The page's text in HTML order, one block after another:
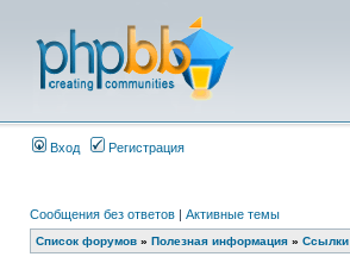
Вход Регистрация
Сообщения без ответов | Активные темы
Список форумов » Полезная информация » Ссылки